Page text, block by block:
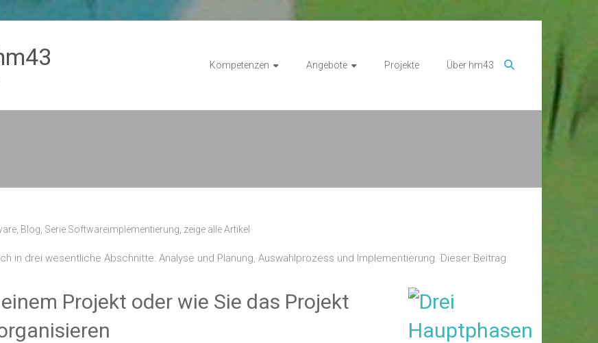
Kompetenzen Angebote Projekte Über hm43
Blog Serie Softwareimplementierung zeige alle Artikel
in drei wesentliche Abschnitte: Analyse und Planung, Auswahlprozess und Implementierung. Dieser Beitrag
Projekt oder wie Sie das Projekt